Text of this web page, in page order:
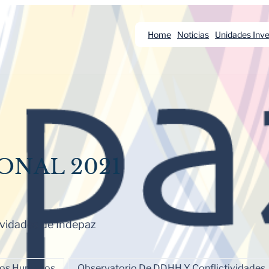
Home Noticias Unidades
2021
de Indepaz